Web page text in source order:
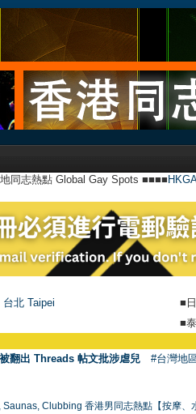
同志熱點 Global Gay Spots ■■■■
台北 Taipei ■
■
翻出 Threads 帖文批涉虐兒 #台灣地
Clubbing 香港男同志熱點【按摩、